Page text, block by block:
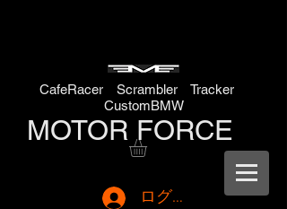
ログイン
CafeRacer Scrambler Tracker
CustomBMW
MOTOR FORCE